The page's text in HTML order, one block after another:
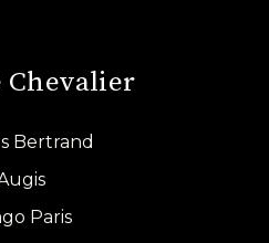
Chevalier
Bertrand
Paris